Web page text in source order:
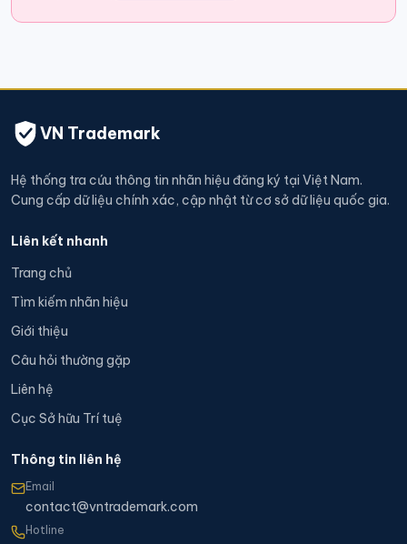
VN Trademark
Hệ thống tra cứu thông tin nhãn hiệu đăng ký tại Việt Nam.
Cung cấp dữ liệu chính xác, cập nhật từ cơ sở dữ liệu quốc gia.
Liên kết nhanh
Trang chủ
Tìm kiếm nhãn hiệu
Giới thiệu
Câu hỏi thường gặp
Liên hệ
Cục Sở hữu Trí tuệ
Thông tin liên hệ
Email
contact@vntrademark.com
Hotline